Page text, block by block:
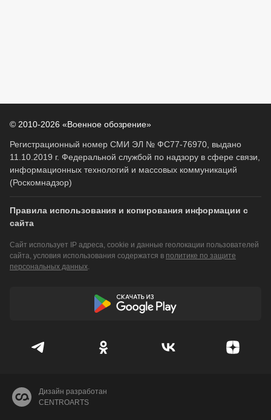
© 2010-2026 «Военное обозрение»
Регистрационный номер СМИ ЭЛ № ФС77-76970, выдано
11.10.2019 г. Федеральной службой по надзору в сфере связи,
информационных технологий и массовых коммуникаций
(Роскомнадзор)
Правила использования и копирования информации с
сайта
Сайт использует IP адреса, cookie и данные геолокации пользователей
сайта, условия использования содержатся в политике по защите
персональных данных.
Дизайн разработан
CENTROARTS